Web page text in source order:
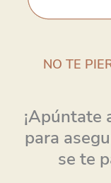
NO TE
¡Apúntate
para
se te